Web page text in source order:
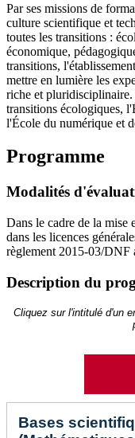
Par ses missions de
culture scientifique et
toutes les transitions :
économique,
transitions,
mettre en lumière les
riche et
transitions écologiques,
l'École du numérique et
Programme
Modalités
Dans le cadre de la
dans les licences
règlement 2015-03/DNF
Description du
Cliquez sur l'intitulé d'un
Bases